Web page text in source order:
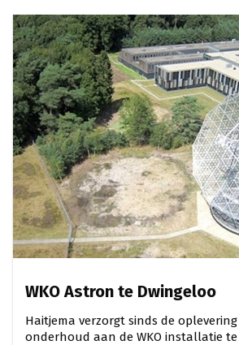
WKO Astron te Dwingeloo
Haitjema verzorgt sinds de
onderhoud aan de WKO installatie